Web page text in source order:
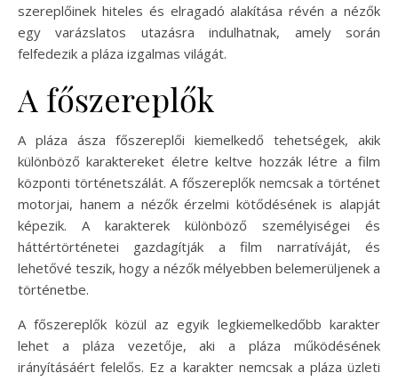
szereplőinek hiteles és elragadó alakítása révén a nézők
egy varázslatos utazásra indulhatnak, amely során
felfedezik a pláza izgalmas világát.
A főszereplők
A pláza ásza főszereplői kiemelkedő tehetségek, akik
különböző karaktereket életre keltve hozzák létre a film
központi történetszálát. A főszereplők nemcsak a történet
motorjai, hanem a nézők érzelmi kötődésének is alapját
képezik. A karakterek különböző személyiségei és
háttértörténetei gazdagítják a film narratíváját, és
lehetővé teszik, hogy a nézők mélyebben belemerüljenek a
történetbe.
A főszereplők közül az egyik legkiemelkedőbb karakter
lehet a pláza vezetője, aki a pláza működésének
irányításáért felelős. Ez a karakter nemcsak a pláza üzleti